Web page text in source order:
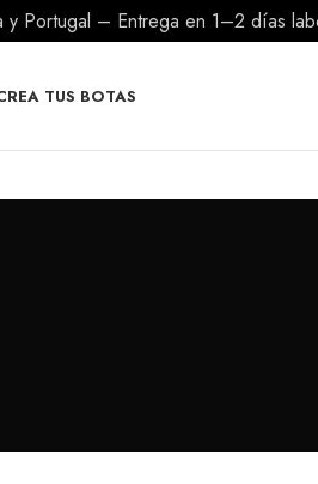
y Portugal – Entrega en 1–2 días
TUS BOTAS